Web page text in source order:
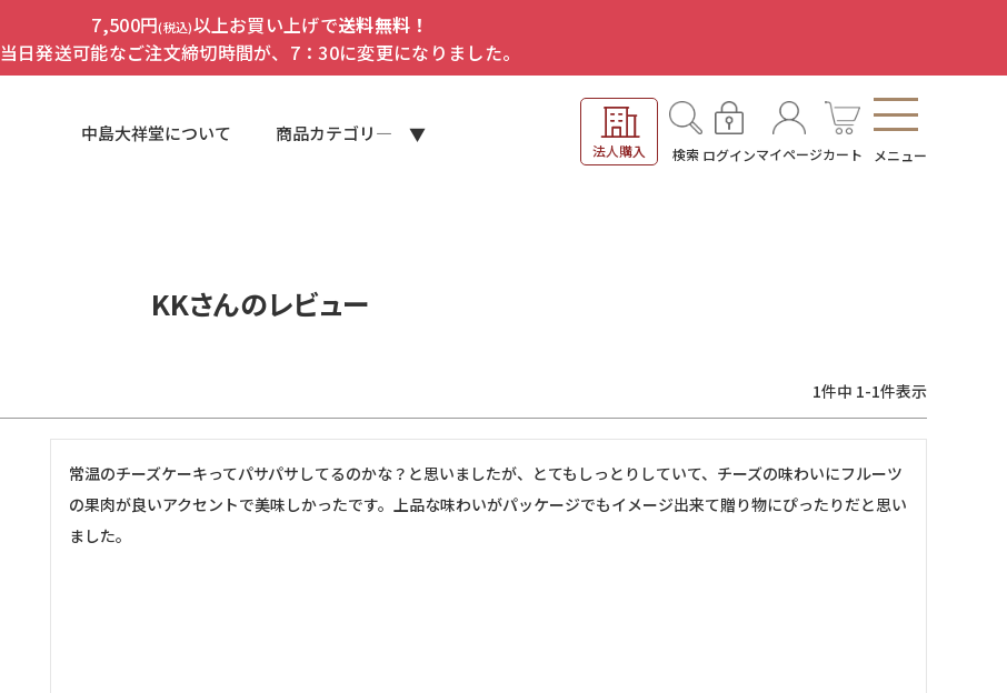
7,500円(税込)以上お買い上げで送料無料！
当日発送可能なご注文締切時間が、7：30に変更になりました。
中島大祥堂について 商品カテゴリ―
法人購入 検索 ログインマイページカート メニュー
KKさんのレビュー
1件中 1-1件表示
常温のチーズケーキってパサパサしてるのかな？と思いましたが、とてもしっとりしていて、チーズの味わいにフルーツ
の果肉が良いアクセントで美味しかったです。上品な味わいがパッケージでもイメージ出来て贈り物にぴったりだと思い
ました。